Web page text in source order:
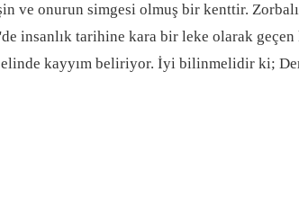
ve onurun simgesi olmuş bir kenttir.
insanlık tarihine kara bir leke olarak
kayyım beliriyor. İyi bilinmelidir ki;